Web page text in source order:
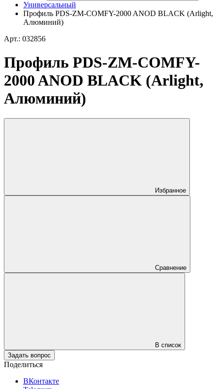
Универсальный
Профиль PDS-ZM-COMFY-2000 ANOD BLACK (Arlight,
Алюминий)
Арт.: 032856
Профиль PDS-ZM-COMFY-
2000 ANOD BLACK (Arlight,
Алюминий)
Избранное
Сравнение
В список
Задать вопрос
Поделиться
ВКонтакте